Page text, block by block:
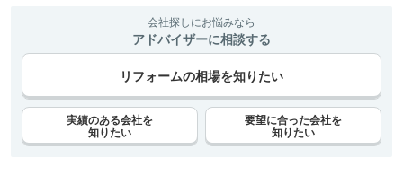
会社探しにお悩みなら
アドバイザーに相談する
リフォームの相場を知りたい
実績のある会社を
知りたい
要望に合った会社を
知りたい